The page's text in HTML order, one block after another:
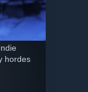
hordes